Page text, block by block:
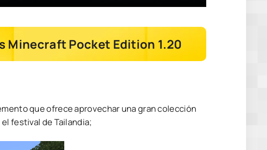
Minecraft Pocket Edition 1.20
que ofrece aprovechar una gran colección
festival de Tailandia;